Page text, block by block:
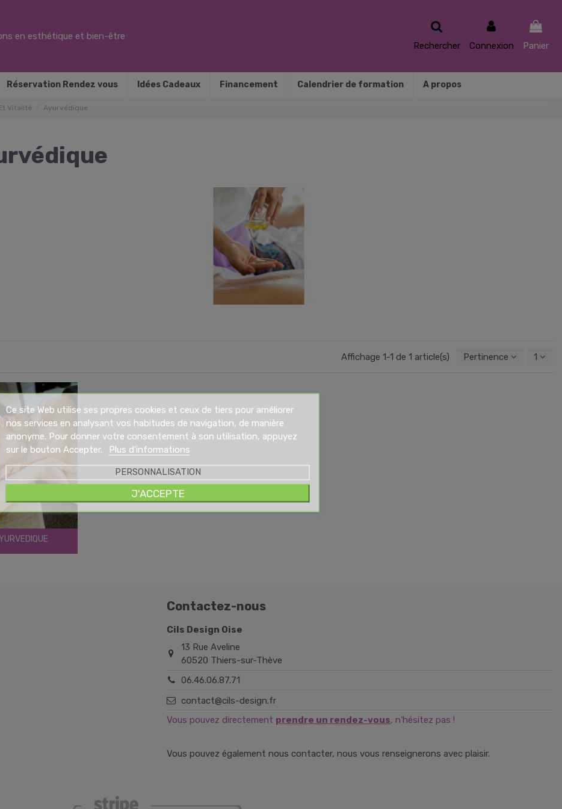
en esthétique et bien-être
Rechercher
Connexion Panier
Réservation Rendez vous Idées Cadeaux Financement Calendrier de formation A propos
Vitalité Ayurvédique
Affichage 1-1 de 1 article(s) Pertinence 1
Contactez-nous
Cils Design Oise
13 Rue Aveline
60520 Thiers-sur-Thève
06.46.06.87.71
contact@cils-design.fr
Vous pouvez directement prendre un rendez-vous, n'hésitez pas !
Vous pouvez également nous contacter, nous vous renseignerons avec plaisir.
Ce site Web utilise ses propres cookies et ceux de tiers pour améliorer
nos services en analysant vos habitudes de navigation, de manière
anonyme. Pour donner votre consentement à son utilisation, appuyez
sur le bouton Accepter.
Plus d'informations
PERSONNALISATION
J'ACCEPTE